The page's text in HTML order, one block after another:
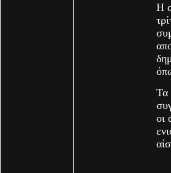
Η
Τα
οι